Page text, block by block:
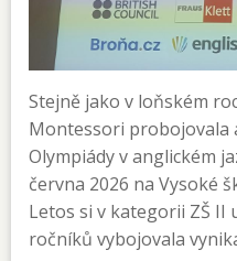
Stejně jako v loňském
Montessori probojovala
Olympiády v anglickém
června 2026 na Vysoké
Letos si v kategorii ZŠ II
ročníků vybojovala